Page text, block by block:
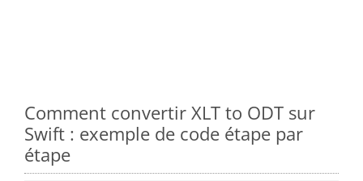
Comment convertir XLT to ODT sur
Swift : exemple de code étape par
étape